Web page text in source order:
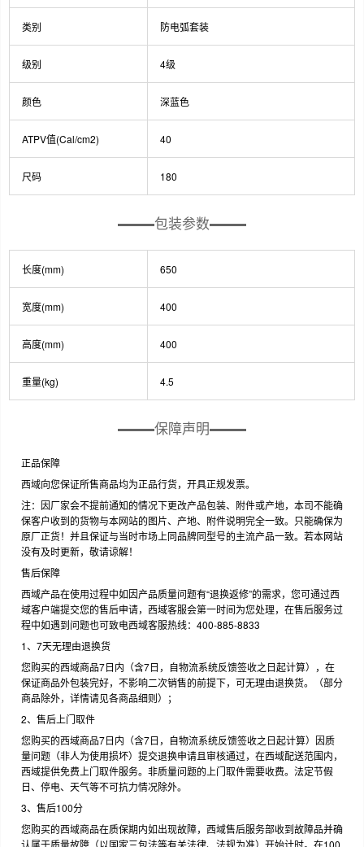
类别 防电弧套装
级别 4级
颜色 深蓝色
ATPV值(Cal/cm2) 40
尺码 180
包装参数
长度(mm) 650
宽度(mm) 400
高度(mm) 400
重量(kg) 4.5
保障声明
正品保障
西域向您保证所售商品均为正品行货，开具正规发票。
注：因厂家会不提前通知的情况下更改产品包装、附件或产地，本司不能确
保客户收到的货物与本网站的图片、产地、附件说明完全一致。只能确保为
原厂正货！并且保证与当时市场上同品牌同型号的主流产品一致。若本网站
没有及时更新，敬请谅解！
售后保障
西域产品在使用过程中如因产品质量问题有“退换返修”的需求，您可通过西
域客户端提交您的售后申请，西域客服会第一时间为您处理，在售后服务过
程中如遇到问题也可致电西域客服热线：400-885-8833
1、7天无理由退换货
您购买的西域商品7日内（含7日，自物流系统反馈签收之日起计算），在
保证商品外包装完好，不影响二次销售的前提下，可无理由退换货。（部分
商品除外，详情请见各商品细则）；
2、售后上门取件
您购买的西域商品7日内（含7日，自物流系统反馈签收之日起计算）因质
量问题（非人为使用损坏）提交退换申请且审核通过，在西域配送范围内，
西域提供免费上门取件服务。非质量问题的上门取件需要收费。法定节假
日、停电、天气等不可抗力情况除外。
3、售后100分
您购买的西域商品在质保期内如出现故障，西域售后服务部收到故障品并确
认属于质量故障（以国家三包法等有关法律、法规为准）开始计时。在100